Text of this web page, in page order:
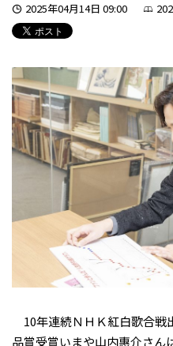
2025年04月14日 09:00
10年連続ＮＨＫ紅白歌合戦
品賞受賞――いまや山内惠介さ